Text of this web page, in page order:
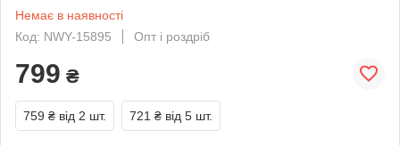
Немає в наявності
Код: NWY-15895
Опт і роздріб
799 ₴
759 ₴ від 2 шт. 721 ₴ від 5 шт.